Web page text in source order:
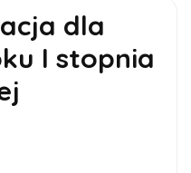
dla
I stopnia